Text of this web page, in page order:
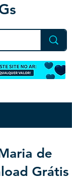
de
Grátis